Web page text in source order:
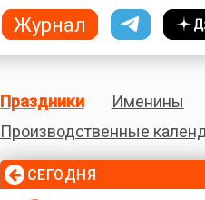
Праздники Именины
Производственные
СЕГОДНЯ
Журнал